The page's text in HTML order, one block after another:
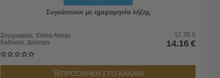
Συγκάτοικοι με ημερομηνία λήξης
Συγγραφέας: Elena Armas
Εκδόσεις:Διόπτρα
17.70 €
14.16 €
ΠΡΟΣΘΗΚΗ ΣΤΟ ΚΑΛΑΘΙ